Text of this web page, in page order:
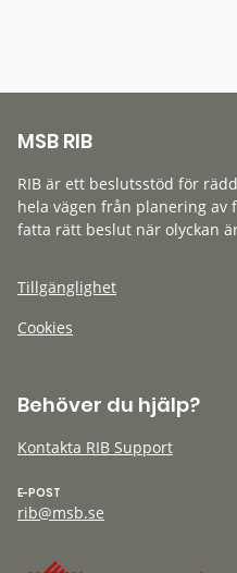
MSB RIB
RIB är ett beslutsstöd för
hela vägen från planering
fatta rätt beslut när olyckan
Tillgänglighet
Cookies
Behöver du hjälp?
Kontakta RIB Support
E-POST
rib@msb.se